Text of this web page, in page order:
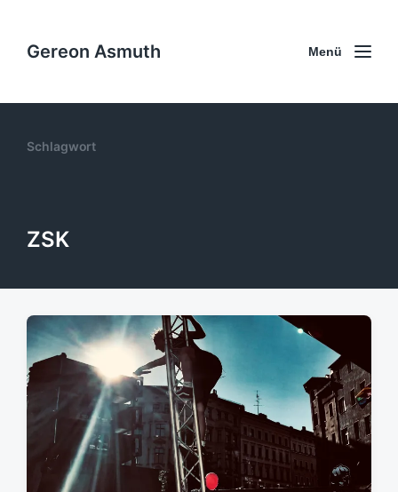
Gereon Asmuth Menü
Schlagwort
ZSK